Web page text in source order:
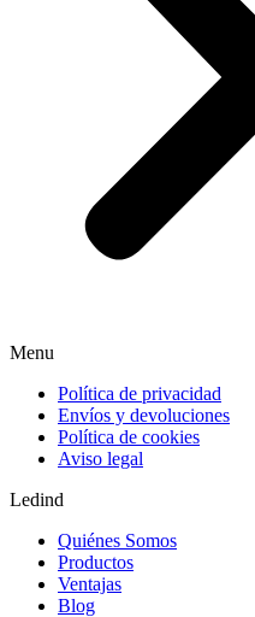
Menu
Política de privacidad
Envíos y devoluciones
Política de cookies
Aviso legal
Ledind
Quiénes Somos
Productos
Ventajas
Blog